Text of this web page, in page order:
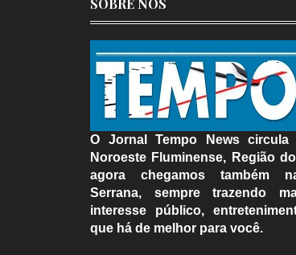
SOBRE NÓS
O Jornal Tempo News circula
Noroeste Fluminense, Região
agora chegamos também
Serrana, sempre trazendo
interesse público,
que há de melhor para você.